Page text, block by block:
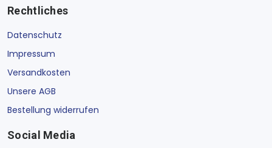
Rechtliches
Datenschutz
Impressum
Versandkosten
Unsere AGB
Bestellung widerrufen
Social Media